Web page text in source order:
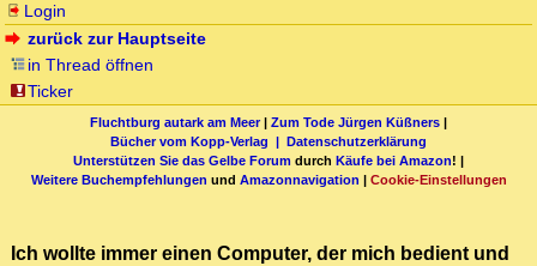
Login
zurück zur Hauptseite
in Thread öffnen
Ticker
Fluchtburg autark am Meer| Zum Tode Jürgen Küßners |
Bücher vom Kopp-Verlag | Datenschutzerklärung
Unterstützen Sie das Gelbe Forum durch Käufe bei Amazon! |
Weitere Buchempfehlungen und Amazonnavigation | Cookie-Einstellungen
Ich wollte immer einen Computer, der mich bedient und